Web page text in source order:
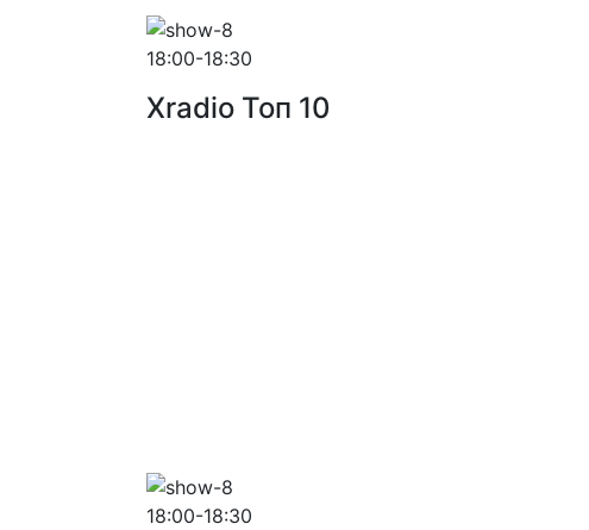
18:00-18:30
Xradio Топ 10
18:00-18:30